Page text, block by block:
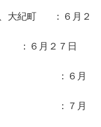
、大紀町 ：６月２
月２７日
川越町 ：６月
町 ：７月